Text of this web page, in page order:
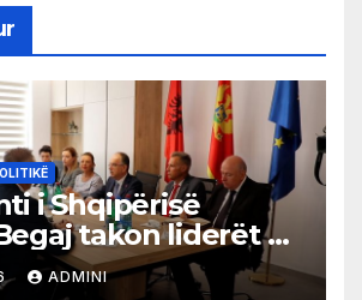
i Shqipërisë
takon liderët e
në Ulqin
ADMINI